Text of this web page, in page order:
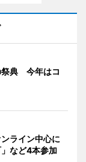
祭典 今年はコ
ライン中心に
など4本参加